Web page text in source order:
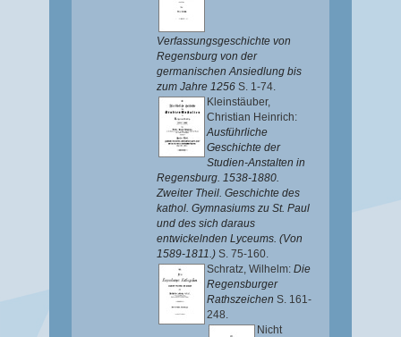
Verfassungsgeschichte von
Regensburg von der
germanischen Ansiedlung bis
zum Jahre 1256 S. 1-74.
Kleinstäuber,
Christian Heinrich:
Ausführliche
Geschichte der
Studien-Anstalten in
Regensburg. 1538-1880.
Zweiter Theil. Geschichte des
kathol. Gymnasiums zu St. Paul
und des sich daraus
entwickelnden Lyceums. (Von
1589-1811.) S. 75-160.
Schratz, Wilhelm: Die
Regensburger
Rathszeichen S. 161-
248.
Nicht